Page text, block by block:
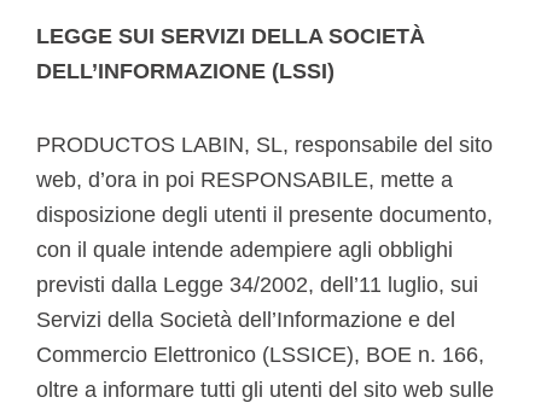
LEGGE SUI SERVIZI DELLA SOCIETÀ
DELL’INFORMAZIONE (LSSI)
PRODUCTOS LABIN, SL, responsabile del sito
web, d’ora in poi RESPONSABILE, mette a
disposizione degli utenti il presente documento,
con il quale intende adempiere agli obblighi
previsti dalla Legge 34/2002, dell’11 luglio, sui
Servizi della Società dell’Informazione e del
Commercio Elettronico (LSSICE), BOE n. 166,
oltre a informare tutti gli utenti del sito web sulle